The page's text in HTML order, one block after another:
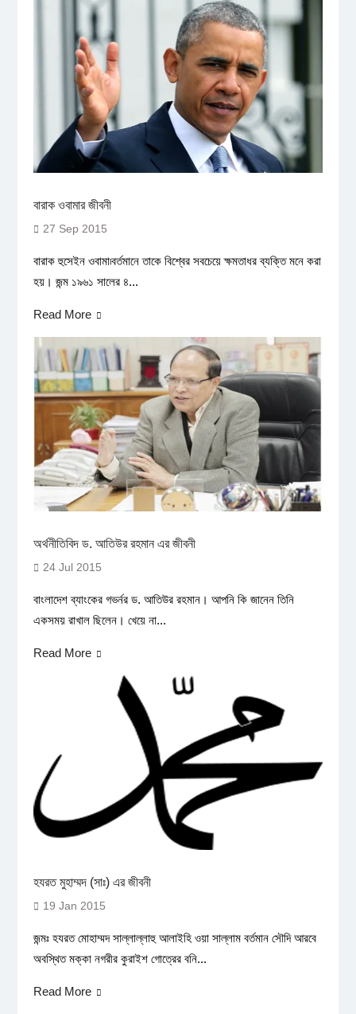
বারাক ওবামার জীবনী
27 Sep 2015
বারাক হুসেইন ওবামা৷বর্তমানে তাকে বিশ্বের সবচেয়ে ক্ষমতাধর ব্যক্তি মনে করা
হয়। জন্ম ১৯৬১ সালের ৪...
Read More
অর্থনীতিবিদ ড. আতিউর রহমান এর জীবনী
24 Jul 2015
বাংলাদেশ ব্যাংকের গভর্নর ড. আতিউর রহমান। আপনি কি জানেন তিনি
একসময় রাখাল ছিলেন। খেয়ে না...
Read More
হযরত মুহাম্মদ (সাঃ) এর জীবনী
19 Jan 2015
জন্মঃ হযরত মোহাম্মদ সাল্লাল্লাহু আলাইহি ওয়া সাল্লাম বর্তমান সৌদি আরবে
অবস্থিত মক্কা নগরীর কুরাইশ গোত্রের বনি...
Read More